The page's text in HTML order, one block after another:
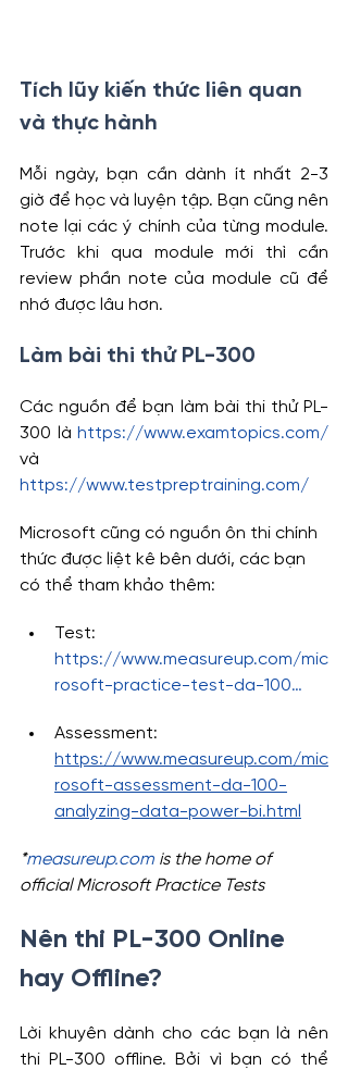
Tích lũy kiến thức liên quan
và thực hành
Mỗi ngày, bạn cần dành ít nhất 2-3
giờ để học và luyện tập. Bạn cũng nên
note lại các ý chính của từng module.
Trước khi qua module mới thì cần
review phần note của module cũ để
nhớ được lâu hơn.
Làm bài thi thử PL-300
Các nguồn để bạn làm bài thi thử PL-
300 là https://www.examtopics.com/
https://www.testpreptraining.com/
Microsoft cũng có nguồn ôn thi chính
thức được liệt kê bên dưới, các bạn
có thể tham khảo thêm:
Test:
https://www.measureup.com/mic
rosoft-practice-test-da-100…
Assessment:
https://www.measureup.com/mic
rosoft-assessment-da-100-
analyzing-data-power-bi.html
*measureup.com is the home of
official Microsoft Practice Tests
Nên thi PL-300 Online
hay Offline?
Lời khuyên dành cho các bạn là nên
thi PL-300 offline. Bởi vì bạn có thể